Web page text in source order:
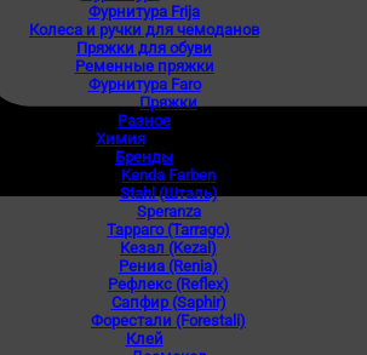
Фурнитура Frija
Колеса и ручки для чемоданов
Пряжки для обуви
Ременные пряжки
Фурнитура Faro
Пряжки
Разное
Химия
Бренды
Kenda Farben
Stahl (Шталь)
Speranza
Тарраго (Tarrago)
Кезал (Kezal)
Рениа (Renia)
Рефлекс (Reflex)
Сапфир (Saphir)
Форестали (Forestali)
Клей